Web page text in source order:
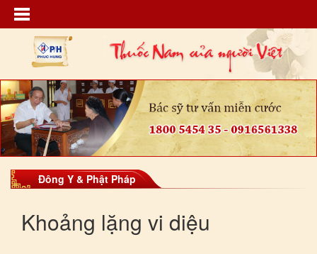
Đông Y & Phật Pháp
Khoảng lặng vi diệu